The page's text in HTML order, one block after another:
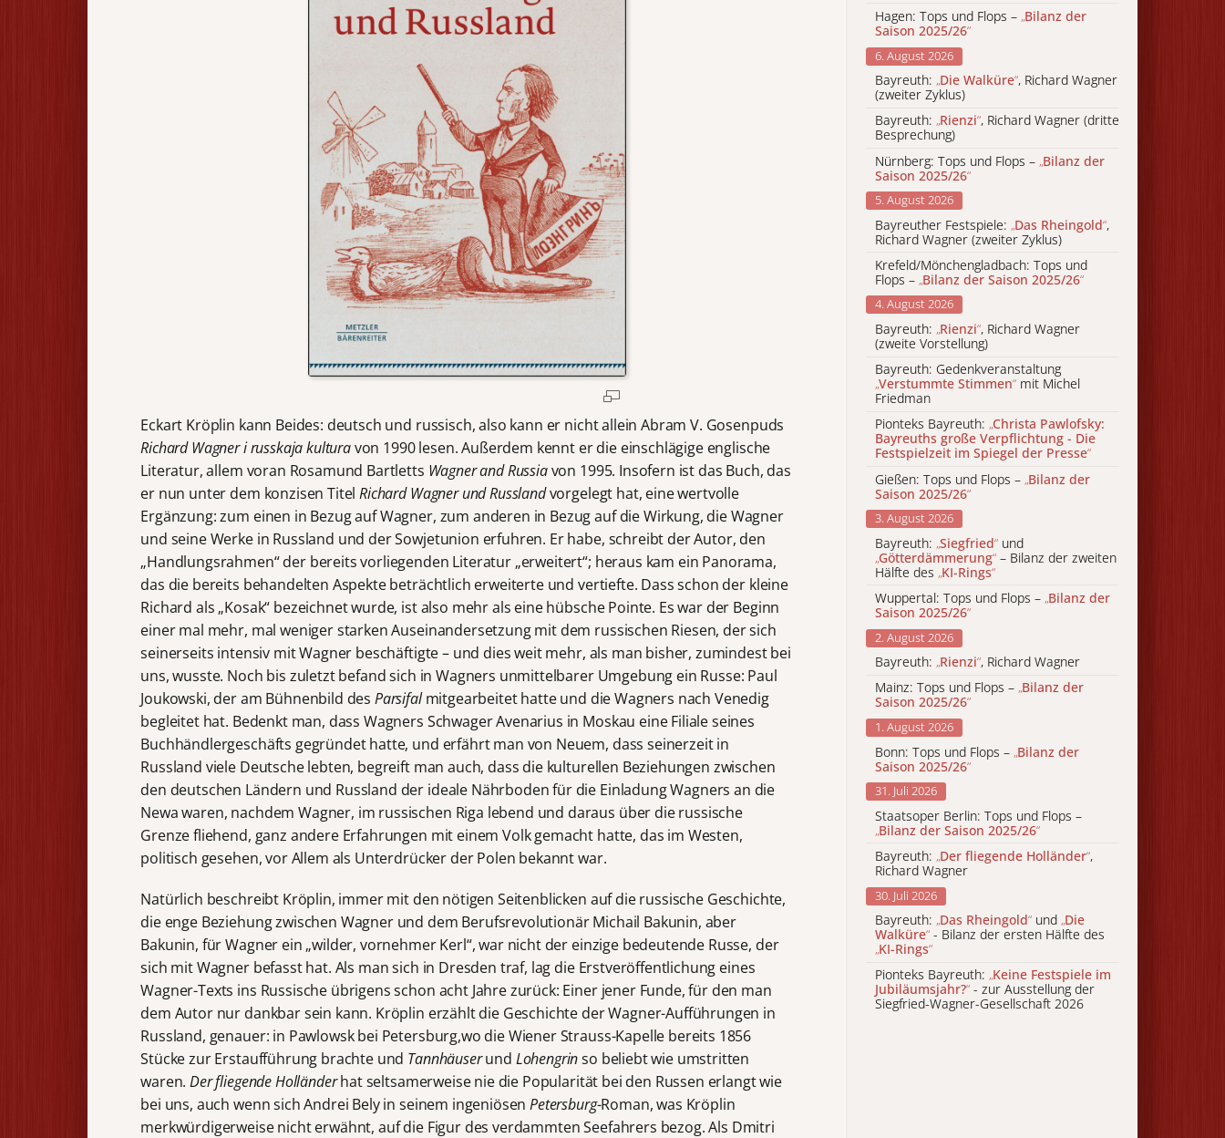
Eckart Kröplin kann Beides: deutsch und russisch, also kann er nicht allein Abram V. Gosenpuds
Richard Wagner i russkaja kulturavon 1990 lesen. Außerdem kennt er die einschlägige englische
Literatur, allem voran Rosamund Bartletts Wagner and Russiavon 1995. Insofern ist das Buch, das
er nun unter dem konzisen TitelRichard Wagner und Russlandvorgelegt hat, eine wertvolle
Ergänzung: zum einen in Bezug auf Wagner, zum anderen in Bezug auf die Wirkung, die Wagner
und seine Werke in Russland und der Sowjetunion erfuhren. Er habe, schreibt der Autor, den
„Handlungsrahmen“ der bereits vorliegenden Literatur „erweitert“; heraus kam ein Panorama,
das die bereits behandelten Aspekte beträchtlich erweiterte und vertiefte. Dass schon der kleine
Richard als „Kosak“ bezeichnet wurde, ist also mehr als eine hübsche Pointe. Es war der Beginn
einer mal mehr, mal weniger starken Auseinandersetzung mit dem russischen Riesen, der sich
seinerseits intensiv mit Wagner beschäftigte – und dies weit mehr, als man bisher, zumindest bei
uns, wusste. Noch bis zuletzt befand sich in Wagners unmittelbarer Umgebung ein Russe: Paul
Joukowski, der am Bühnenbild des Parsifalmitgearbeitet hatte und die Wagners nach Venedig
begleitet hat. Bedenkt man, dass Wagners Schwager Avenarius in Moskau eine Filiale seines
Buchhändlergeschäfts gegründet hatte, und erfährt man von Neuem, dass seinerzeit in
Russland viele Deutsche lebten, begreift man auch, dass die kulturellen Beziehungen zwischen
den deutschen Ländern und Russland der ideale Nährboden für die Einladung Wagners an die
Newa waren, nachdem Wagner, im russischen Riga lebend und daraus über die russische
Grenze fliehend, ganz andere Erfahrungen mit einem Volk gemacht hatte, das im Westen,
politisch gesehen, vor Allem als Unterdrücker der Polen bekannt war.
Natürlich beschreibt Kröplin, immer mit den nötigen Seitenblicken auf die russische Geschichte,
die enge Beziehung zwischen Wagner und dem Berufsrevolutionär Michail Bakunin, aber
Bakunin, für Wagner ein „wilder, vornehmer Kerl“, war nicht der einzige bedeutende Russe, der
sich mit Wagner befasst hat. Als man sich in Dresden traf, lag die Erstveröffentlichung eines
Wagner-Texts ins Russische übrigens schon acht Jahre zurück: Einer jener Funde, für den man
dem Autor nur dankbar sein kann. Kröplin erzählt die Geschichte der Wagner-Aufführungen in
Russland, genauer: in Pawlowsk bei Petersburg,wo die Wiener Strauss-Kapelle bereits 1856
Stücke zur Erstaufführung brachte und Tannhäuserund Lohengrinso beliebt wie umstritten
waren.Der fliegende Holländerhat seltsamerweise nie die Popularität bei den Russen erlangt wie
bei uns, auch wenn sich Andrei Bely in seinem ingeniösenPetersburg-Roman, was Kröplin
merkwürdigerweise nicht erwähnt, auf die Figur des verdammten Seefahrers bezog. Als Dmitri
Hagen: Tops und Flops – „Bilanz der
Saison 2025/26“
6. August 2026
Bayreuth: „Die Walküre“, Richard Wagner
(zweiter Zyklus)
Bayreuth: „Rienzi“, Richard Wagner (dritte
Besprechung)
Nürnberg: Tops und Flops – „Bilanz der
Saison 2025/26“
5. August 2026
Bayreuther Festspiele: „Das Rheingold“,
Richard Wagner (zweiter Zyklus)
Krefeld/Mönchengladbach: Tops und
Flops – „Bilanz der Saison 2025/26“
4. August 2026
Bayreuth: „Rienzi“, Richard Wagner
(zweite Vorstellung)
Bayreuth: Gedenkveranstaltung
„Verstummte Stimmen“ mit Michel
Friedman
Pionteks Bayreuth: „Christa Pawlofsky:
Bayreuths große Verpflichtung - Die
Festspielzeit im Spiegel der Presse“
Gießen: Tops und Flops – „Bilanz der
Saison 2025/26“
3. August 2026
Bayreuth: „Siegfried“ und
„Götterdämmerung“ – Bilanz der zweiten
Hälfte des „KI-Rings“
Wuppertal: Tops und Flops – „Bilanz der
Saison 2025/26“
2. August 2026
Bayreuth: „Rienzi“, Richard Wagner
Mainz: Tops und Flops – „Bilanz der
Saison 2025/26“
1. August 2026
Bonn: Tops und Flops – „Bilanz der
Saison 2025/26“
31. Juli 2026
Staatsoper Berlin: Tops und Flops –
„Bilanz der Saison 2025/26“
Bayreuth: „Der fliegende Holländer“,
Richard Wagner
30. Juli 2026
Bayreuth: „Das Rheingold“ und „Die
Walküre“ - Bilanz der ersten Hälfte des
„KI-Rings“
Pionteks Bayreuth: „Keine Festspiele im
Jubiläumsjahr?“ - zur Ausstellung der
Siegfried-Wagner-Gesellschaft 2026